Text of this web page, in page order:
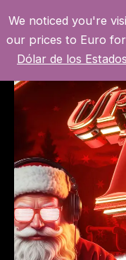
contenido
We noticed you're
our prices to Euro
Dólar de los